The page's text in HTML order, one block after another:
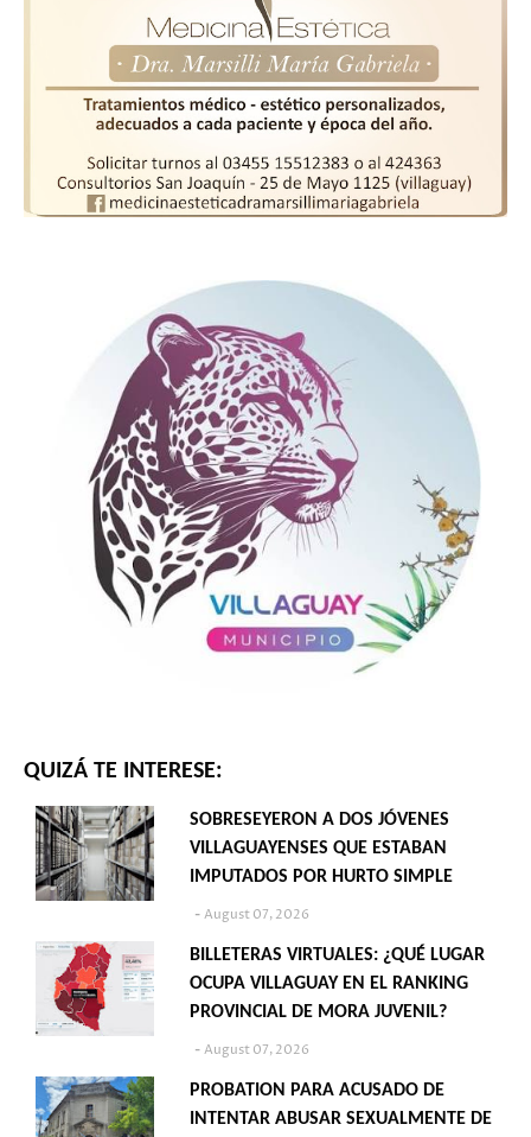
QUIZÁ TE INTERESE:
SOBRESEYERON A DOS JÓVENES
VILLAGUAYENSES QUE ESTABAN
IMPUTADOS POR HURTO SIMPLE
August 07, 2026
BILLETERAS VIRTUALES: ¿QUÉ LUGAR
OCUPA VILLAGUAY EN EL RANKING
PROVINCIAL DE MORA JUVENIL?
August 07, 2026
PROBATION PARA ACUSADO DE
INTENTAR ABUSAR SEXUALMENTE DE